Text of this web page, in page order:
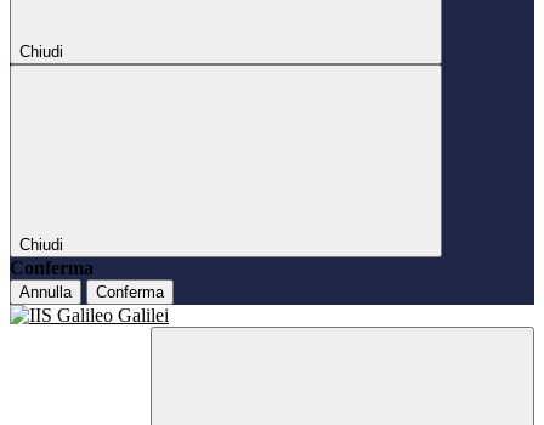
Chiudi
Chiudi
Conferma
Annulla Conferma